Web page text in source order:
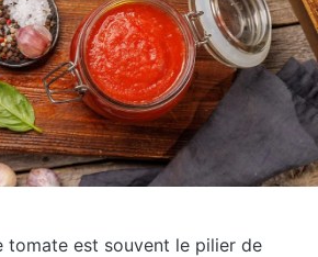
tomate est souvent le pilier de